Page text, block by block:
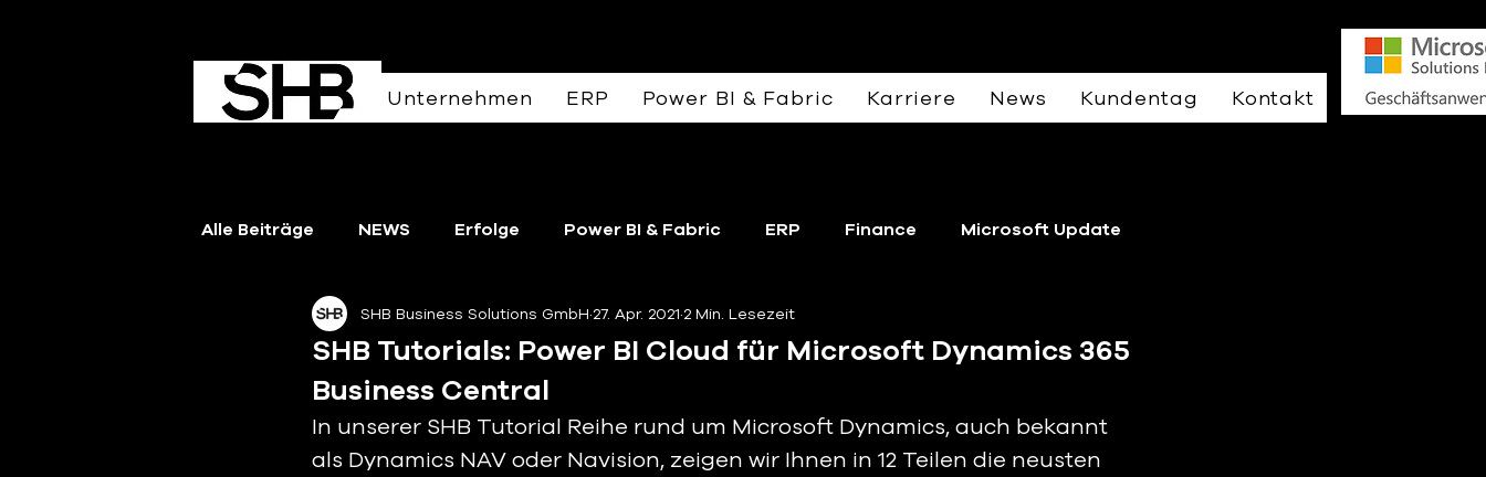
Unternehmen ERP Power BI & Fabric Karriere News Kundentag Kontakt
Alle Beiträge NEWS Erfolge Power BI & Fabric ERP Finance Microsoft Update
SHB Partner
SHB Tutorials: Power BI Cloud für Microsoft Dynamics 365
Business Central
SHB Business Solutions GmbH 27. Apr. 2021 2 Min. Lesezeit
In unserer SHB Tutorial Reihe rund um Microsoft Dynamics, auch bekannt
als Dynamics NAV oder Navision, zeigen wir Ihnen in 12 Teilen die neusten